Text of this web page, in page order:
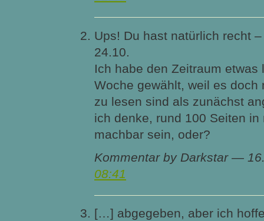
Ups! Du hast natürlich recht
24.10.
Ich habe den Zeitraum etwas
Woche gewählt, weil es doch
zu lesen sind als zunächst
ich denke, rund 100 Seiten in
machbar sein, oder?
Kommentar by Darkstar —
08:41
[…] abgegeben, aber ich